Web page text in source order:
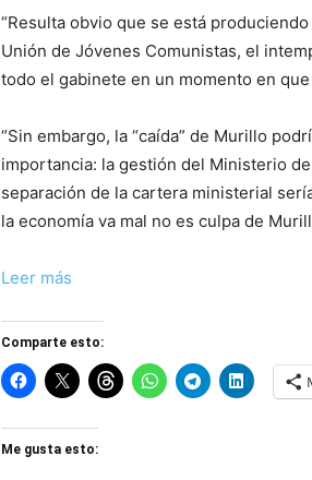
“Resulta obvio que se está
Unión de Jóvenes Comunistas, el
todo el gabinete en un momento en
“Sin embargo, la “caída” de Murillo
importancia: la gestión del Ministerio
separación de la cartera ministerial
la economía va mal no es culpa de
Leer más
Comparte esto:
Me gusta esto: